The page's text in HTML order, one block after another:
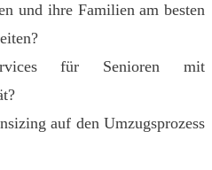
und ihre Familien am besten
für Senioren mit
auf den Umzugsprozess